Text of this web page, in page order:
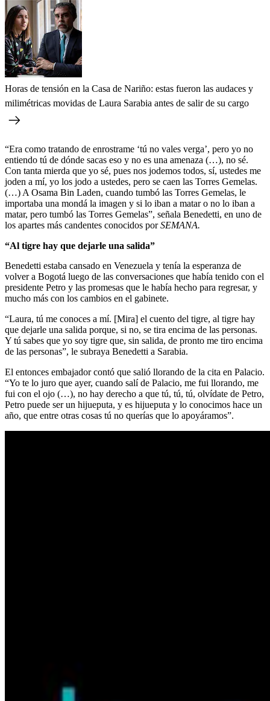
Horas de tensión en la Casa de Nariño: estas fueron las audaces y
milimétricas movidas de Laura Sarabia antes de salir de su cargo
“Era como tratando de enrostrame ‘tú no vales verga’, pero yo no
entiendo tú de dónde sacas eso y no es una amenaza (…), no sé.
Con tanta mierda que yo sé, pues nos jodemos todos, sí, ustedes me
joden a mí, yo los jodo a ustedes, pero se caen las Torres Gemelas.
(…) A Osama Bin Laden, cuando tumbó las Torres Gemelas, le
importaba una mondá la imagen y si lo iban a matar o no lo iban a
matar, pero tumbó las Torres Gemelas”, señala Benedetti, en uno de
los apartes más candentes conocidos porSEMANA.
“Al tigre hay que dejarle una salida”
Benedetti estaba cansado en Venezuela y tenía la esperanza de
volver a Bogotá luego de las conversaciones que había tenido con el
presidente Petro y las promesas que le había hecho para regresar, y
mucho más con los cambios en el gabinete.
“Laura, tú me conoces a mí. [Mira] el cuento del tigre, al tigre hay
que dejarle una salida porque, si no, se tira encima de las personas.
Y tú sabes que yo soy tigre que, sin salida, de pronto me tiro encima
de las personas”, le subraya Benedetti a Sarabia.
El entonces embajador contó que salió llorando de la cita en Palacio.
“Yo te lo juro que ayer, cuando salí de Palacio, me fui llorando, me
fui con el ojo (…), no hay derecho a que tú, tú, tú, olvídate de Petro,
Petro puede ser un hijueputa, y es hijueputa y lo conocimos hace un
año, que entre otras cosas tú no querías que lo apoyáramos”.